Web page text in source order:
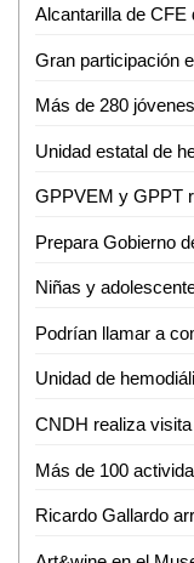
Más de 100